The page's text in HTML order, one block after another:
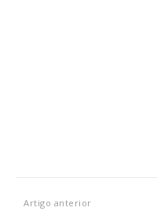
Artigo anterior